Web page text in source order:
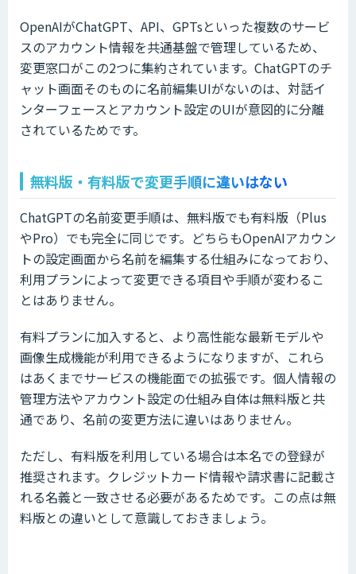
OpenAIがChatGPT、API、GPTsといった複数のサービ
スのアカウント情報を共通基盤で管理しているため、
変更窓口がこの2つに集約されています。ChatGPTのチ
ャット画面そのものに名前編集UIがないのは、対話イ
ンターフェースとアカウント設定のUIが意図的に分離
されているためです。
無料版・有料版で変更手順に違いはない
ChatGPTの名前変更手順は、無料版でも有料版（Plus
やPro）でも完全に同じです。どちらもOpenAIアカウン
トの設定画面から名前を編集する仕組みになっており、
利用プランによって変更できる項目や手順が変わるこ
とはありません。
有料プランに加入すると、より高性能な最新モデルや
画像生成機能が利用できるようになりますが、これら
はあくまでサービスの機能面での拡張です。個人情報の
管理方法やアカウント設定の仕組み自体は無料版と共
通であり、名前の変更方法に違いはありません。
ただし、有料版を利用している場合は本名での登録が
推奨されます。クレジットカード情報や請求書に記載さ
れる名義と一致させる必要があるためです。この点は無
料版との違いとして意識しておきましょう。